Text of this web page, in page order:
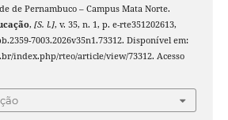
de Pernambuco – Campus Mata Norte.
, [S. l.], v. 35, n. 1, p. e-rte351202613,
7003.2026v35n1.73312. Disponível em:
index.php/rteo/article/view/73312. Acesso